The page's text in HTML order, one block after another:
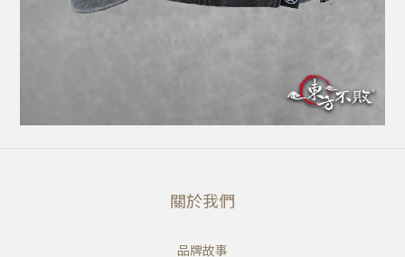
關於我們
品牌故事